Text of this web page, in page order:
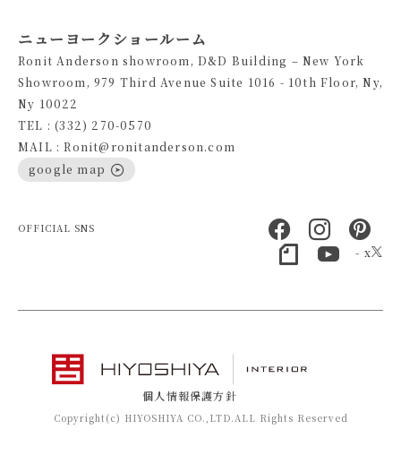
ニューヨークショールーム
Ronit Anderson showroom, D&D Building – New York
Showroom, 979 Third Avenue Suite 1016 - 10th Floor, Ny,
Ny 10022
TEL : (332) 270-0570
MAIL : Ronit@ronitanderson.com
google map
OFFICIAL SNS
- x
個人情報保護方針
Copyright(c) HIYOSHIYA CO.,LTD.ALL Rights Reserved